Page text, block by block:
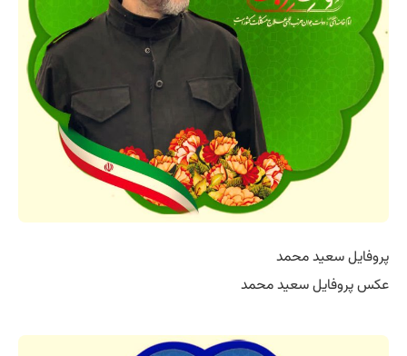
پروفایل سعید محمد
عکس پروفایل سعید محمد